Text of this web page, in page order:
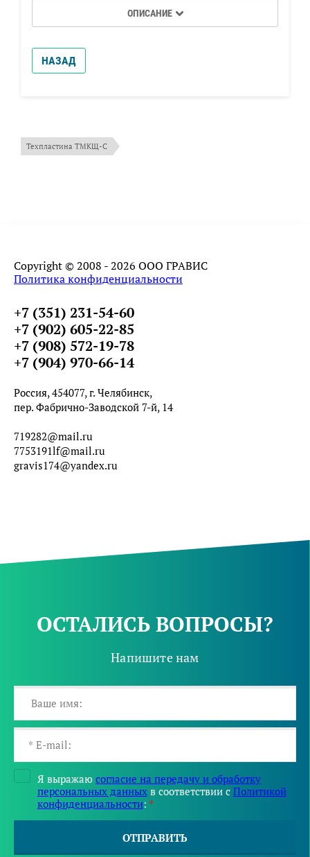
ОПИСАНИЕ
НАЗАД
Техпластина ТМКЩ-С
Copyright © 2008 - 2026 ООО ГРАВИС
Политика конфиденциальности
+7 (351) 231-54-60
+7 (902) 605-22-85
+7 (908) 572-19-78
+7 (904) 970-66-14
Россия, 454077, г. Челябинск,
пер. Фабрично-Заводской 7-й, 14
719282@mail.ru
7753191lf@mail.ru
gravis174@yandex.ru
ОСТАЛИСЬ ВОПРОСЫ?
Напишите нам
Я выражаю согласие на передачу и обработку
персональных данныхв соответствии с Политикой
конфиденциальности: *
ОТПРАВИТЬ